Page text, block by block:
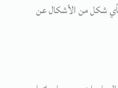
بأي شكل من الأشكال عن